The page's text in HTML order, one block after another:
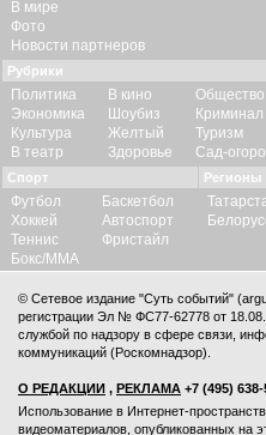
В мире
Фото
Новости партнеров
Рубрики
Политика
Экономика
Культура
В театр
В кино
Шоубиз
Желтый
Здоровье
Общество
Криминал
Туризм
Сад-
Спорт
Футбол
Хоккей
Теннис
Бокс/ММА
Баскетбол
Автоспорт
Фристайл
Регионы
© Сетевое издание "Суть событий"
регистрации Эл № ФС77-62778 от
службой по надзору в сфере связи,
коммуникаций (Роскомнадзор).
О РЕДАКЦИИ , РЕКЛАМА +7 (495)
Использование в Интернет-
видеоматериалов, опубликованных на